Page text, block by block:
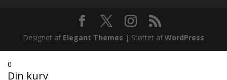
Designet af Elegant Themes | Støttet afWordPress
0
Din kurv